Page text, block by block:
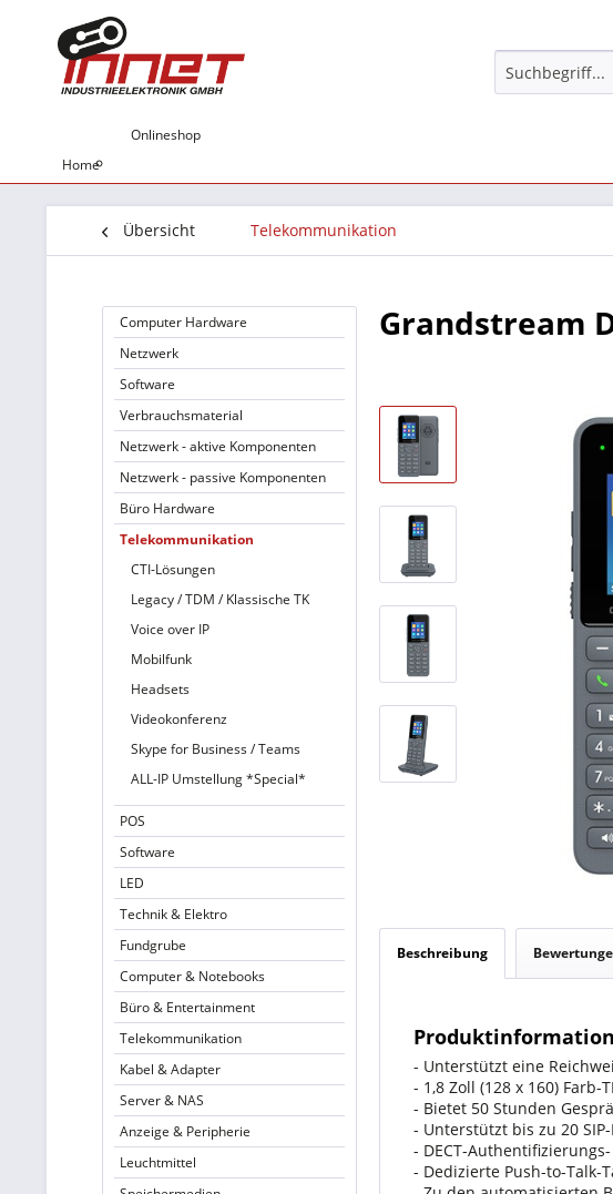
Home
Onlineshop
Übersicht Telekommunikation
Computer Hardware
Netzwerk
Software
Verbrauchsmaterial
Netzwerk - aktive Komponenten
Netzwerk - passive Komponenten
Büro Hardware
Telekommunikation
CTI-Lösungen
Legacy / TDM / Klassische TK
Voice over IP
Mobilfunk
Headsets
Videokonferenz
Skype for Business / Teams
ALL-IP Umstellung *Special*
POS
Software
LED
Technik & Elektro
Fundgrube
Computer & Notebooks
Büro & Entertainment
Telekommunikation
Kabel & Adapter
Server & NAS
Anzeige & Peripherie
Leuchtmittel
Grandstream
Beschreibung
- Unterstützt eine
- 1,8 Zoll (128 x 160)
- Bietet 50 Stunden
- Unterstützt bis zu 20
- DECT-
- Dedizierte Push-to-Talk-